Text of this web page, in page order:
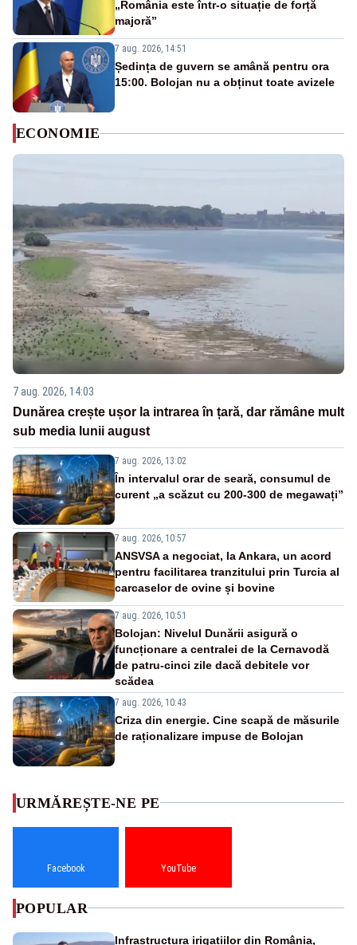
„România este într-o situație de forță
majoră”
7 aug. 2026, 14:51
Ședința de guvern se amână pentru ora
15:00. Bolojan nu a obținut toate avizele
ECONOMIE
7 aug. 2026, 14:03
Dunărea crește ușor la intrarea în țară, dar rămâne mult
sub media lunii august
7 aug. 2026, 13:02
În intervalul orar de seară, consumul de
curent „a scăzut cu 200-300 de megawați”
7 aug. 2026, 10:57
ANSVSA a negociat, la Ankara, un acord
pentru facilitarea tranzitului prin Turcia al
carcaselor de ovine și bovine
7 aug. 2026, 10:51
Bolojan: Nivelul Dunării asigură o
funcționare a centralei de la Cernavodă
de patru-cinci zile dacă debitele vor
scădea
7 aug. 2026, 10:43
Criza din energie. Cine scapă de măsurile
de raționalizare impuse de Bolojan
URMĂREȘTE-NE PE
Facebook YouTube
POPULAR
Infrastructura irigațiilor din România,